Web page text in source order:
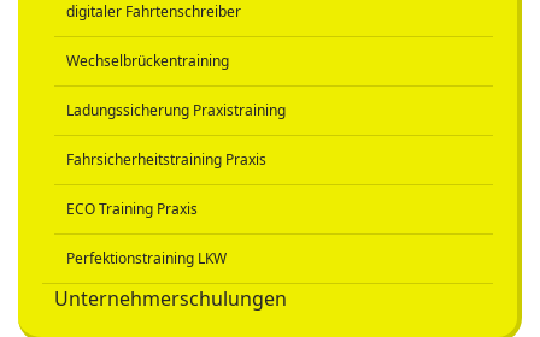
digitaler Fahrtenschreiber
Wechselbrückentraining
Ladungssicherung Praxistraining
Fahrsicherheitstraining Praxis
ECO Training Praxis
Perfektionstraining LKW
Unternehmerschulungen